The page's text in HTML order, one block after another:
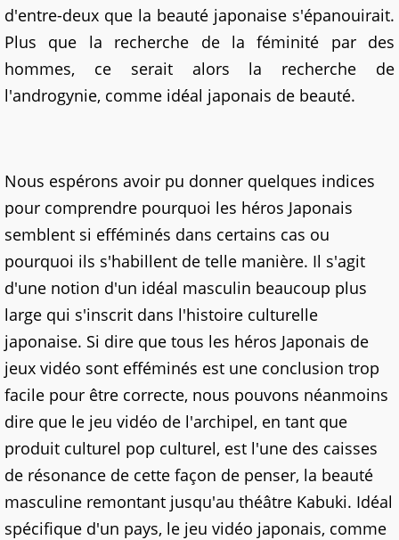
d'entre-deux que la beauté japonaise s'épanouirait.
Plus que la recherche de la féminité par des
hommes, ce serait alors la recherche de
l'androgynie, comme idéal japonais de beauté.
Nous espérons avoir pu donner quelques indices
pour comprendre pourquoi les héros Japonais
semblent si efféminés dans certains cas ou
pourquoi ils s'habillent de telle manière. Il s'agit
d'une notion d'un idéal masculin beaucoup plus
large qui s'inscrit dans l'histoire culturelle
japonaise. Si dire que tous les héros Japonais de
jeux vidéo sont efféminés est une conclusion trop
facile pour être correcte, nous pouvons néanmoins
dire que le jeu vidéo de l'archipel, en tant que
produit culturel pop culturel, est l'une des caisses
de résonance de cette façon de penser, la beauté
masculine remontant jusqu'au théâtre Kabuki. Idéal
spécifique d'un pays, le jeu vidéo japonais, comme